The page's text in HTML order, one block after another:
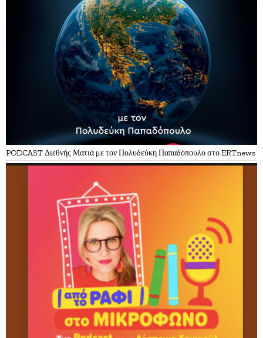
PODCAST Διεθνής Ματιά με τον Πολυδεύκη Παπαδόπουλο στο ERTnews